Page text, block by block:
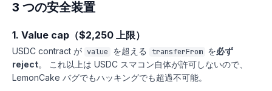
3 つの安全装置
1. Value cap（$2,250 上限）
USDC contract が value を超える transferFrom を必ず
reject。 これ以上は USDC スマコン自体が許可しないので、
LemonCake バグでもハッキングでも超過不可能。